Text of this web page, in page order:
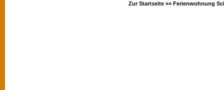
Zur Startseite »» Ferienwohnung